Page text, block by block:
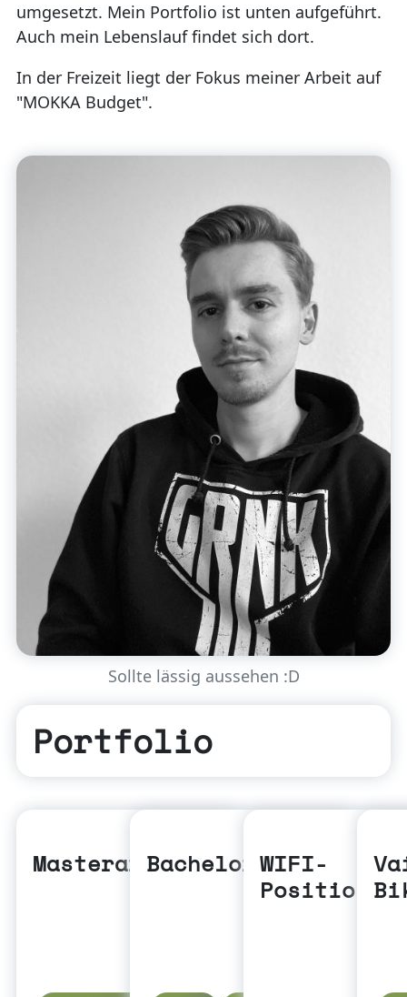
umgesetzt. Mein Portfolio ist unten aufgeführt.
Auch mein Lebenslauf findet sich dort.
In der Freizeit liegt der Fokus meiner Arbeit auf
"MOKKA Budget".
Sollte lässig aussehen :D
Portfolio
MasterarbeitBachelorarbeit
WIFI-